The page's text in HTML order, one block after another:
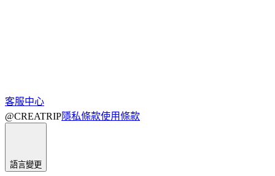
客服中心
@CREATRIP隱私條款使用條款
語言變更